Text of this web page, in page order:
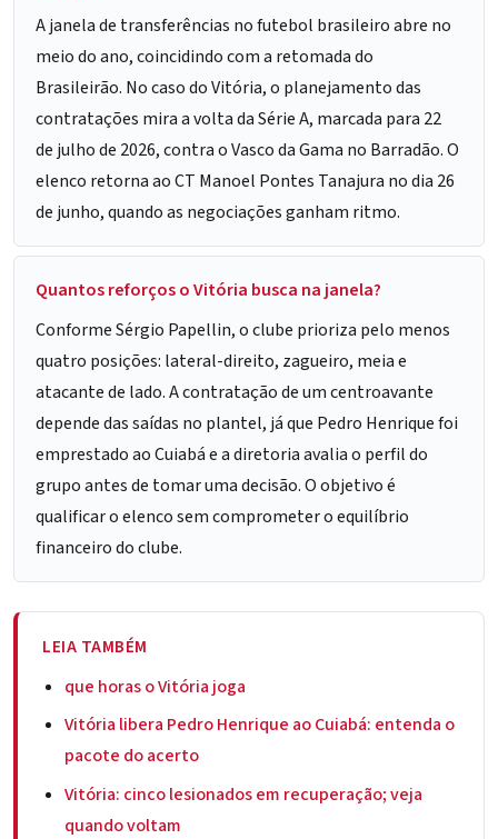
A janela de transferências no futebol brasileiro abre no
meio do ano, coincidindo com a retomada do
Brasileirão. No caso do Vitória, o planejamento das
contratações mira a volta da Série A, marcada para 22
de julho de 2026, contra o Vasco da Gama no Barradão. O
elenco retorna ao CT Manoel Pontes Tanajura no dia 26
de junho, quando as negociações ganham ritmo.
Quantos reforços o Vitória busca na janela?
Conforme Sérgio Papellin, o clube prioriza pelo menos
quatro posições: lateral-direito, zagueiro, meia e
atacante de lado. A contratação de um centroavante
depende das saídas no plantel, já que Pedro Henrique foi
emprestado ao Cuiabá e a diretoria avalia o perfil do
grupo antes de tomar uma decisão. O objetivo é
qualificar o elenco sem comprometer o equilíbrio
financeiro do clube.
LEIA TAMBÉM
que horas o Vitória joga
Vitória libera Pedro Henrique ao Cuiabá: entenda o
pacote do acerto
Vitória: cinco lesionados em recuperação; veja
quando voltam